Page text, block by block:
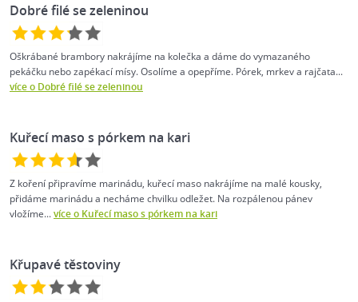
Dobré filé se zeleninou
Oškrábané brambory nakrájíme na kolečka a dáme do vymazaného
pekáčku nebo zapékací mísy. Osolíme a opepříme. Pórek, mrkev a rajčata...
více o Dobré filé se zeleninou
Kuřecí maso s pórkem na kari
Z koření připravíme marinádu, kuřecí maso nakrájíme na malé kousky,
přidáme marinádu a necháme chvilku odležet. Na rozpálenou pánev
vložíme...více o Kuřecí maso s pórkem na kari
Křupavé těstoviny